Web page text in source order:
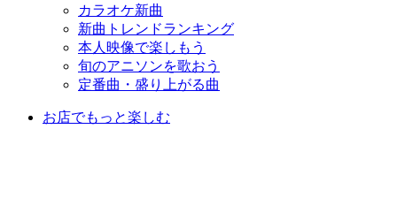
カラオケ新曲
新曲トレンドランキング
本人映像で楽しもう
旬のアニソンを歌おう
定番曲・盛り上がる曲
お店でもっと楽しむ